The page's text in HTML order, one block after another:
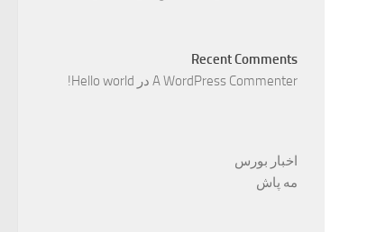
Recent Comments
A WordPress Commenter در Hello world!
اخبار بورس
مه پاش